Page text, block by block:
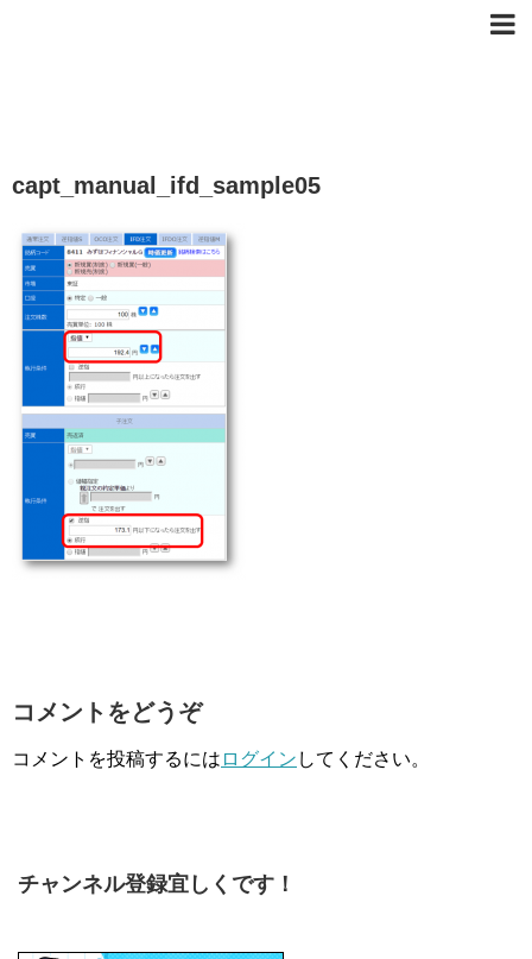
capt_manual_ifd_sample05
コメントをどうぞ
コメントを投稿するには ログイン してください。
チャンネル登録宜しくです！